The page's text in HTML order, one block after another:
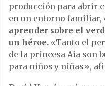
producción para abrir
en un entorno familiar,
aprender sobre el
un héroe. «Tanto el
de la princesa Aia son
para niños y niñas»,